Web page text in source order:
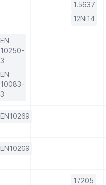
1.5637
12Ni14
EN
10250-
3
EN
10083-
3
EN10269
EN10269
17205